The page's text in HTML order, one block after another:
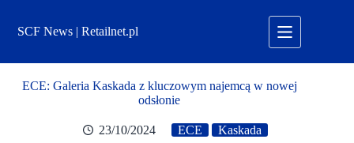
treściSCF News | Retailnet.pl
ECE: Galeria Kaskada z kluczowym najemcą w nowej
odsłonie
23/10/2024 ECE Kaskada